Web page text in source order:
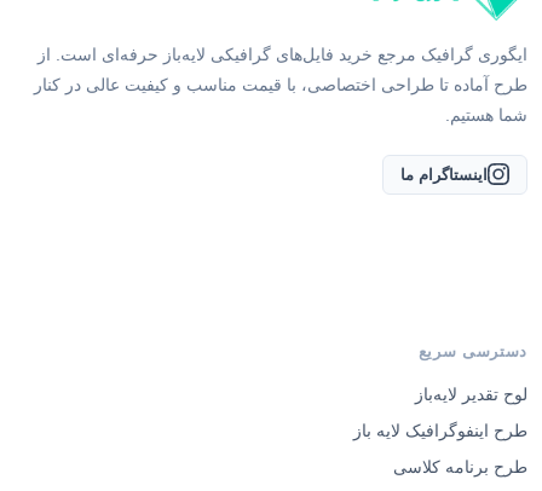
ایگوری گرافیک مرجع خرید فایل‌های گرافیکی لایه‌باز حرفه‌ای است. از
طرح آماده تا طراحی اختصاصی، با قیمت مناسب و کیفیت عالی در کنار
شما هستیم.
اینستاگرام ما
دسترسی سریع
لوح تقدیر لایه‌باز
طرح اینفوگرافیک لایه باز
طرح برنامه کلاسی